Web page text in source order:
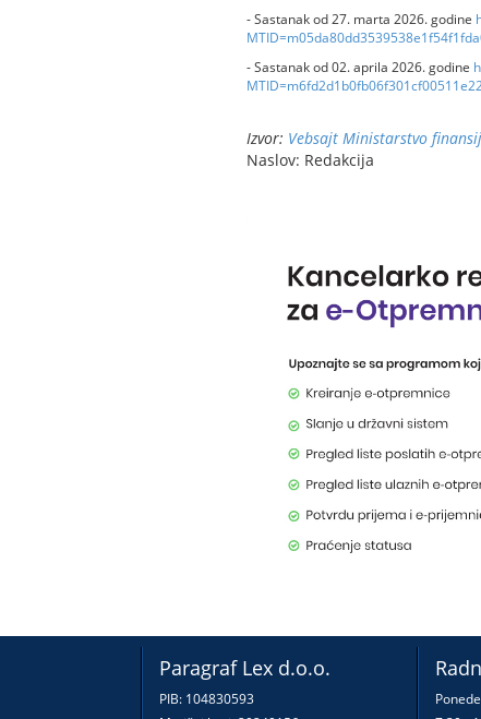
- Sastanak od 27. marta 2026. godine
- Sastanak od 02. aprila 2026. godine
Izvor: Vebsajt Ministarstvo
Naslov: Redakcija
Paragraf Lex d.o.o.
PIB: 104830593